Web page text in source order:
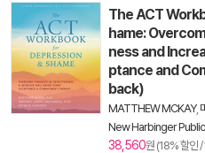
The ACT
hame:
ness and
ptance and
back)
MATTHEW MCKAY,
New Harbinger
38,560원 (18% 할인